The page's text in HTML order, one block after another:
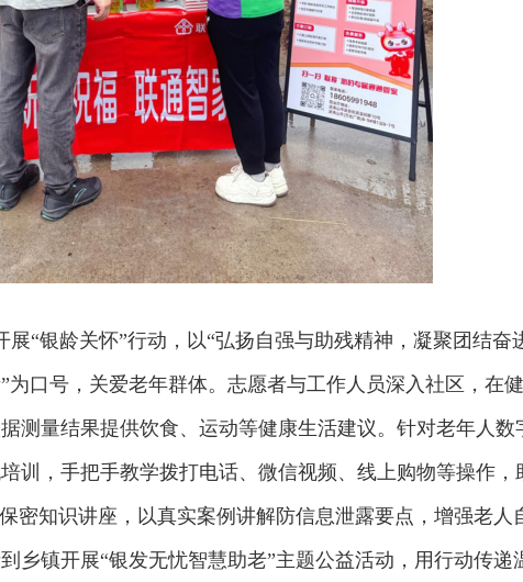
“银龄关怀”行动，以“弘扬自强与助残精神，凝聚团结奋
为口号，关爱老年群体。志愿者与工作人员深入社区，在健
测量结果提供饮食、运动等健康生活建议。针对老年人数
训，手把手教学拨打电话、微信视频、线上购物等操作，
密知识讲座，以真实案例讲解防信息泄露要点，增强老人
乡镇开展“银发无忧智慧助老”主题公益活动，用行动传递